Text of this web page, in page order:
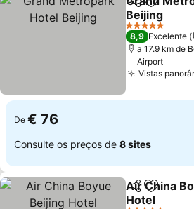
Partilhar
Beijing
5 Estrelas
8,9 Excelente
a 17.9 km de
Airport
Vistas
De € 76
Consulte os preços de 8 sites
Partilhar
Air China
Hotel